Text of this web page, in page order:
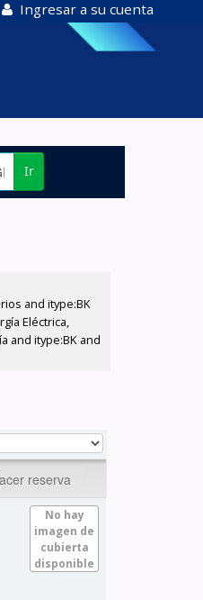
Ingresar a su cuenta
Ir
and itype:BK
Eléctrica,
and itype:BK and
reserva
No hay
imagen de
cubierta
disponible